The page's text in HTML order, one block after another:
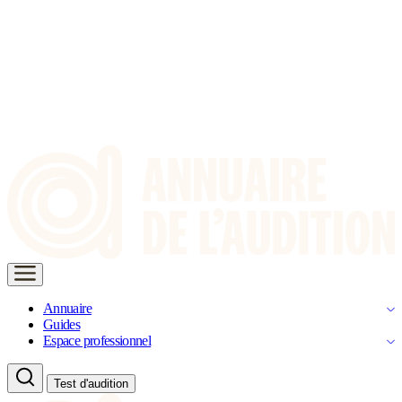
Annuaire
Guides
Espace professionnel
Test d'audition